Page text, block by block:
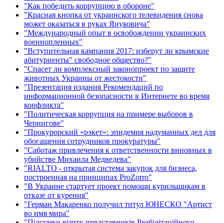
"Как победить коррупцию в обороне"
"Красная кнопка от украинского телевидения снова
может оказаться в руках Януковича"
"Международный опыт в освобождении украинских
военнопленных"
"Вступительная кампания 2017: изберут ли крымские
абитуриенты" свободное общество?"
"Спасет ли комплексный законопроект по защите
животных Украины от жестокости"
"Презентация издания Рекомендаций по
информационной безопасности в Интернете во время
конфликта"
"Политическая коррупция на примере выборов в
Чернигове"
"Прокурорский «рэкет»: эпидемия надуманных дел для
обогащения сотрудников прокуратуры"
"Саботаж привлечения к ответственности виновных в
убийстве Михаила Медведева"
"RIALTO - открытая система закупок для бизнеса,
построенная на принципах ProZorro"
"В Украине стартует проект помощи курильщикам в
отказе от курения"
"Герман Макаренко получил титул ЮНЕСКО "Артист
во имя мира"